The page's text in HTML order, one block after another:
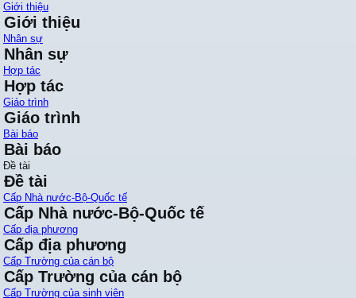
Giới thiệu
Giới thiệu
Nhân sự
Nhân sự
Hợp tác
Hợp tác
Giáo trình
Giáo trình
Bài báo
Bài báo
Đề tài
Đề tài
Cấp Nhà nước-Bộ-Quốc tế
Cấp Nhà nước-Bộ-Quốc tế
Cấp địa phương
Cấp địa phương
Cấp Trường của cán bộ
Cấp Trường của cán bộ
Cấp Trường của sinh viên